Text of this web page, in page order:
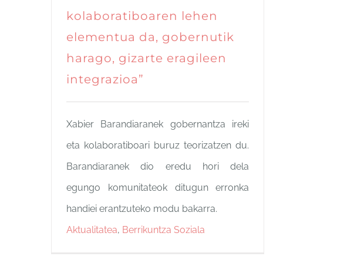
kolaboratiboaren lehen
elementua da, gobernutik
harago, gizarte eragileen
integrazioa”
Xabier Barandiaranek gobernantza ireki
eta kolaboratiboari buruz teorizatzen du.
Barandiaranek dio eredu hori dela
egungo komunitateok ditugun erronka
handiei erantzuteko modu bakarra.
Aktualitatea, Berrikuntza Soziala